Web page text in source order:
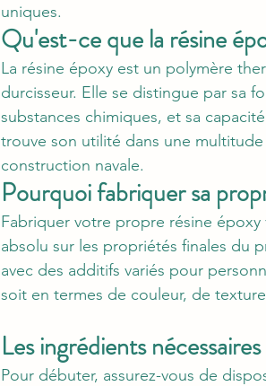
uniques.
Qu'est-ce que la résine
La résine époxy est un polymère
durcisseur. Elle se distingue par sa
substances chimiques, et sa
trouve son utilité dans une
construction navale.
Pourquoi fabriquer sa
Fabriquer votre propre résine
absolu sur les propriétés finales du
avec des additifs variés pour
soit en termes de couleur, de
Les ingrédients nécessaires
Pour débuter, assurez-vous de